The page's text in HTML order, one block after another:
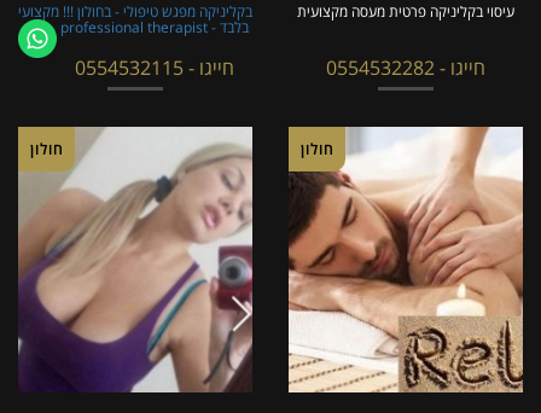
בקליניקה מפגש טיפולי - בחולון !!! מקצועי
בלבד - professional therapist
חייגו - 0554532115
עיסוי בקליניקה פרטית מעסה מקצועית
חייגו - 0554532282
חולון חולון